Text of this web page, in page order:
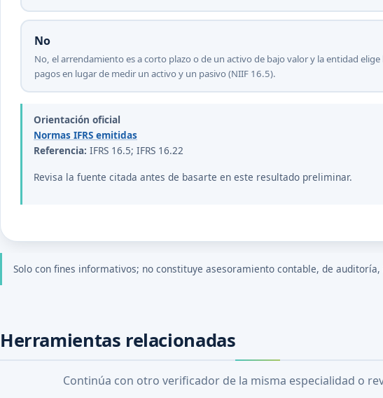
No
No, el arrendamiento es a corto plazo o de un activo de bajo valor y la entidad
pagos en lugar de medir un activo y un pasivo (NIIF 16.5).
Orientación oficial
Normas IFRS emitidas
Referencia: IFRS 16.5; IFRS 16.22
Revisa la fuente citada antes de basarte en este resultado preliminar.
Solo con fines informativos; no constituye asesoramiento contable, de
Herramientas relacionadas
Continúa con otro verificador de la misma especialidad o